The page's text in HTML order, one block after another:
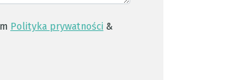
Polityka prywatności &